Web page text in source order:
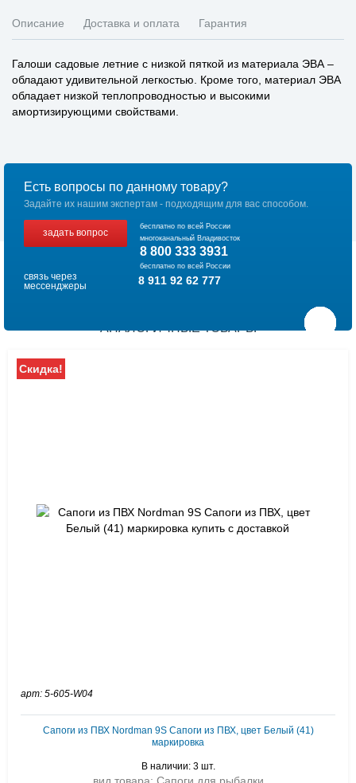
Описание Доставка и оплата Гарантия
Галоши садовые летние с низкой пяткой из материала ЭВА –
обладают удивительной легкостью. Кроме того, материал ЭВА
обладает низкой теплопроводностью и высокими
амортизирующими свойствами.
Есть вопросы по данному товару?
Задайте их нашим экспертам - подходящим для вас способом.
задать вопрос
бесплатно по всей России
многоканальный Владивосток
8 800 333 3931
бесплатно по всей России
связь через
мессенджеры
8 911 92 62 777
АНАЛОГИЧНЫЕ ТОВАРЫ
Скидка!
арт: 5-605-W04
Сапоги из ПВХ Nordman 9S Сапоги из ПВХ, цвет Белый (41)
маркировка
В наличии: 3 шт.